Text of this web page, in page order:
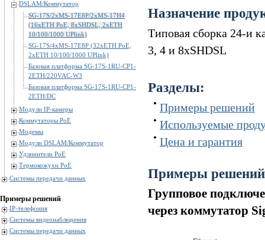
DSLAM/Коммутатор
SG-17S/2xMS-17E8P/2xMS-17H4
(16xETH PoE, 8xSHDSL, 2xETH
10/100/1000 UPlink)
SG-17S/4xMS-17E8P (32xETH PoE,
2xETH 10/100/1000 UPlink)
Базовая платформа SG-17S-1RU-CP1-
2ETH/220VAC-W3
Базовая платформа SG-17S-1RU-CP1-
2ETH/DC
Модули IP-камеры
Коммутаторы PoE
Модемы
Модули DSLAM/Коммутатор
Удлинители PoE
Термокожухи PoE
Системы передачи данных
Примеры решений
IP-телефония
Системы видеонаблюдения
Системы передачи данных
Назначение
Типовая сборка 24-и
3, 4 и 8xSHDSL
Разделы:
Примеры решений
Используемые
Цена и гарантия
Примеры решений
Групповое
через коммутатор